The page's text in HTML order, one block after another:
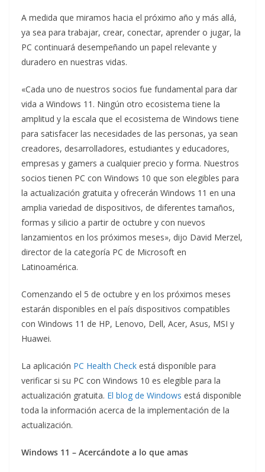
A medida que miramos hacia el próximo año y más allá,
ya sea para trabajar, crear, conectar, aprender o jugar, la
PC continuará desempeñando un papel relevante y
duradero en nuestras vidas.
«Cada uno de nuestros socios fue fundamental para dar
vida a Windows 11. Ningún otro ecosistema tiene la
amplitud y la escala que el ecosistema de Windows tiene
para satisfacer las necesidades de las personas, ya sean
creadores, desarrolladores, estudiantes y educadores,
empresas y gamers a cualquier precio y forma. Nuestros
socios tienen PC con Windows 10 que son elegibles para
la actualización gratuita y ofrecerán Windows 11 en una
amplia variedad de dispositivos, de diferentes tamaños,
formas y silicio a partir de octubre y con nuevos
lanzamientos en los próximos meses», dijo David Merzel,
director de la categoría PC de Microsoft en
Latinoamérica.
Comenzando el 5 de octubre y en los próximos meses
estarán disponibles en el país dispositivos compatibles
con Windows 11 de HP, Lenovo, Dell, Acer, Asus, MSI y
Huawei.
La aplicación PC Health Check está disponible para
verificar si su PC con Windows 10 es elegible para la
actualización gratuita. El blog de Windows está disponible
toda la información acerca de la implementación de la
actualización.
Windows 11 – Acercándote a lo que amas